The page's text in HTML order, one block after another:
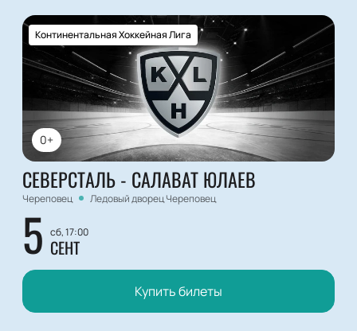
0+
Континентальная Хоккейная Лига
СЕВЕРСТАЛЬ - САЛАВАТ ЮЛАЕВ
Череповец Ледовый дворец Череповец
5 сб, 17:00
СЕНТ
Купить билеты